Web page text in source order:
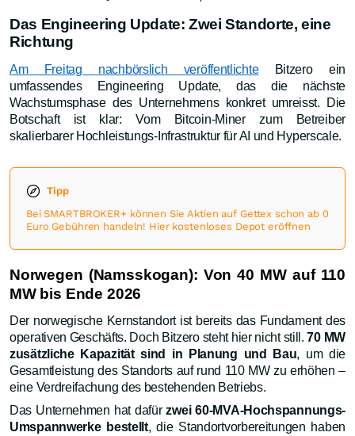
Das Engineering Update: Zwei Standorte, eine
Richtung
Am Freitag nachbörslich veröffentlichteBitzero ein
umfassendes Engineering Update, das die nächste
Wachstumsphase des Unternehmens konkret umreisst. Die
Botschaft ist klar: Vom Bitcoin-Miner zum Betreiber
skalierbarer Hochleistungs-Infrastruktur für AI und Hyperscale.
Tipp
Bei SMARTBROKER+ können Sie Aktien auf Gettex schon ab 0
Euro Gebühren handeln! Hier kostenloses Depot eröffnen
Norwegen (Namsskogan): Von 40 MW auf 110
MW bis Ende 2026
Der norwegische Kernstandort ist bereits das Fundament des
operativen Geschäfts. Doch Bitzero steht hier nicht still.70 MW
zusätzliche Kapazität sind in Planung und Bau, um die
Gesamtleistung des Standorts auf rund 110 MW zu erhöhen –
eine Verdreifachung des bestehenden Betriebs.
Das Unternehmen hat dafürzwei 60-MVA-Hochspannungs-
Umspannwerke bestellt, die Standortvorbereitungen haben